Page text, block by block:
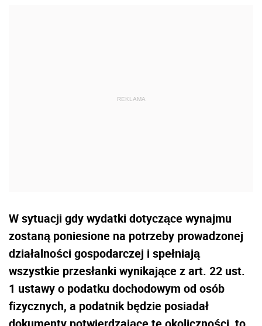
W sytuacji gdy wydatki dotyczące wynajmu
zostaną poniesione na potrzeby prowadzonej
działalności gospodarczej i spełniają
wszystkie przesłanki wynikające z art. 22 ust.
1 ustawy o podatku dochodowym od osób
fizycznych, a podatnik będzie posiadał